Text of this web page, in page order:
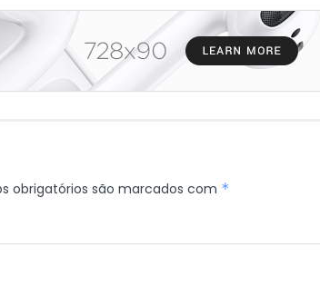
obrigatórios são marcados com *